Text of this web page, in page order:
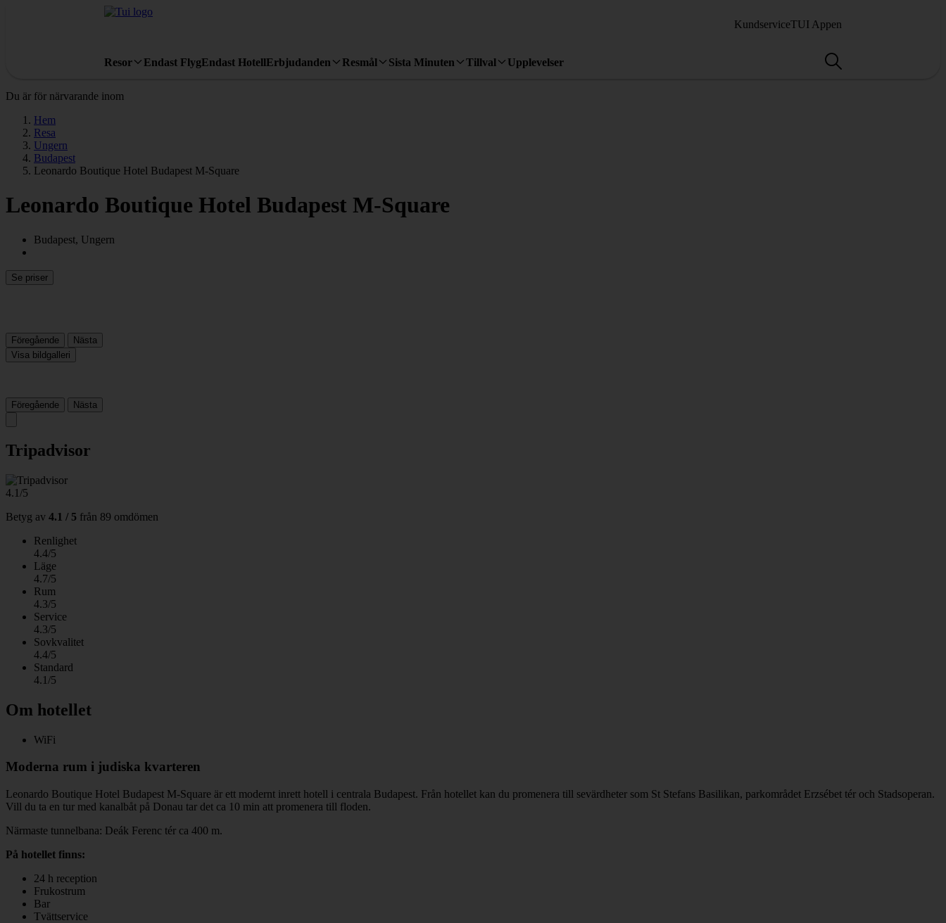
KundserviceTUI Appen
Resor Endast FlygEndast HotellErbjudanden Resmål Sista Minuten Tillval Upplevelser
Du är för närvarande inom
Hem
Resa
Ungern
Budapest
Leonardo Boutique Hotel Budapest M-Square
Leonardo Boutique Hotel Budapest M-Square
Budapest, Ungern
Se priser
Föregående
Nästa
Visa bildgalleri
Föregående Nästa
Tripadvisor
4.1/5
Betyg av 4.1 / 5 från 89 omdömen
Renlighet
4.4/5
Läge
4.7/5
Rum
4.3/5
Service
4.3/5
Sovkvalitet
4.4/5
Standard
4.1/5
Om hotellet
WiFi
Moderna rum i judiska kvarteren
Leonardo Boutique Hotel Budapest M-Square är ett modernt inrett hotell i centrala Budapest. Från hotellet kan du promenera till sevärdheter som St Stefans Basilikan, parkområdet Erzsébet tér och Stadsoperan.
Vill du ta en tur med kanalbåt på Donau tar det ca 10 min att promenera till floden.
Närmaste tunnelbana: Deák Ferenc tér ca 400 m.
På hotellet finns:
24 h reception
Frukostrum
Bar
Tvättservice